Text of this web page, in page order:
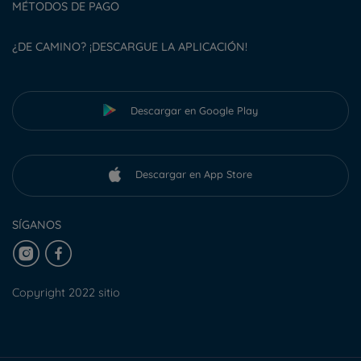
MÉTODOS DE PAGO
¿DE CAMINO? ¡DESCARGUE LA APLICACIÓN!
Descargar en Google Play
Descargar en App Store
SÍGANOS
Copyright 2022 sitio